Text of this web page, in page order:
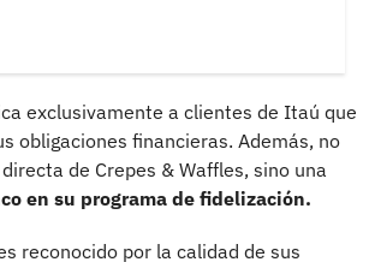
exclusivamente a clientes de Itaú que
obligaciones financieras. Además, no
de Crepes & Waffles, sino una
en su programa de fidelización.
reconocido por la calidad de sus